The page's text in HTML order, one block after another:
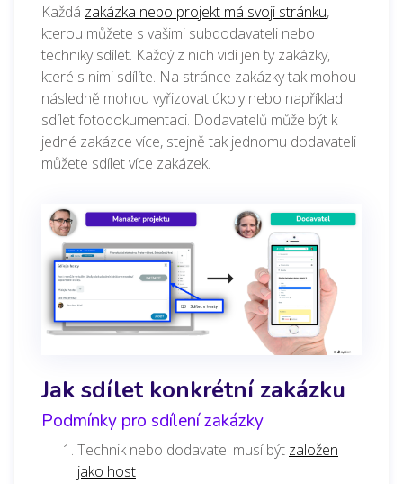
Každá zakázka nebo projekt má svoji stránku,
kterou můžete s vašimi subdodavateli nebo
techniky sdílet. Každý z nich vidí jen ty zakázky,
které s nimi sdílíte. Na stránce zakázky tak mohou
následně mohou vyřizovat úkoly nebo například
sdílet fotodokumentaci. Dodavatelů může být k
jedné zakázce více, stejně tak jednomu dodavateli
můžete sdílet více zakázek.
Jak sdílet konkrétní zakázku
Podmínky pro sdílení zakázky
Technik nebo dodavatel musí být založen
jako host